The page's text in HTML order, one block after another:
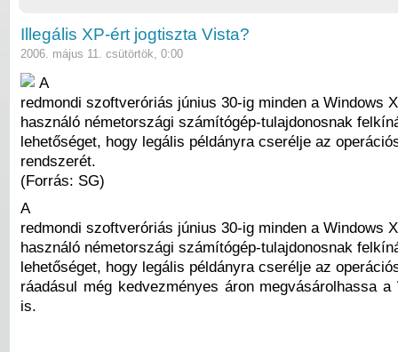
Illegális XP-ért jogtiszta Vista?
2006. május 11. csütörtök, 0:00
A
redmondi szoftveróriás június 30-ig minden a Windows
használó németországi számítógép-tulajdonosnak
lehetőséget, hogy legális példányra cserélje az
rendszerét.
(Forrás: SG)
A
redmondi szoftveróriás június 30-ig minden a Windows
használó németországi számítógép-tulajdonosnak
lehetőséget, hogy legális példányra cserélje az
ráadásul még kedvezményes áron megvásárolhassa
is.